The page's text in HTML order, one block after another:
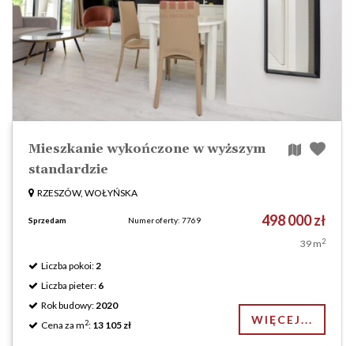
Mieszkanie wykończone w wyższym
standardzie
RZESZÓW, WOŁYŃSKA
Sprzedam Numer oferty: 7769 498 000 zł
39 m2
Liczba pokoi:2
Liczba pieter: 6
Rok budowy:2020
Cena za m2: 13 105 zł WIĘCEJ...